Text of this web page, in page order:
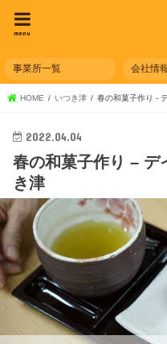
menu
事業所一覧 会社情
HOME いつき津 春の和菓子作り -
2022.04.04
春の和菓子作り – デ
き津